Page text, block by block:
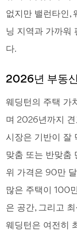
없지만 밸런타인,
닝 지역과 가까워
다.
2026년 부동
웨딩턴의 주택 가
며 2026년까지
시장은 기반이 잘
맞춤 또는 반맞춤
위 가격은 90만
많은 주택이 100
은 공간, 그리고
웨딩턴은 여전히